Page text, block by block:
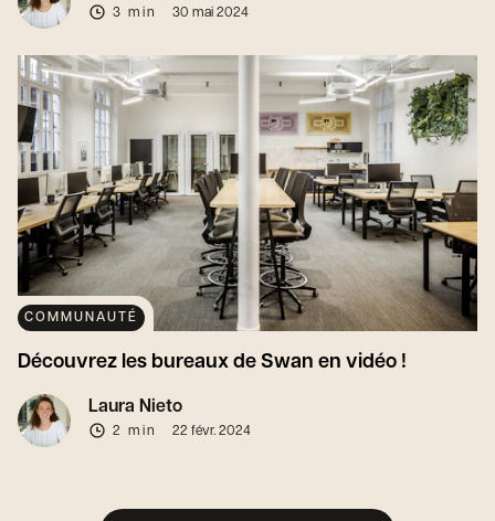
3 min 30 mai 2024
COMMUNAUTÉ
Découvrez les bureaux de Swan en vidéo !
Laura Nieto
2 min 22 févr. 2024